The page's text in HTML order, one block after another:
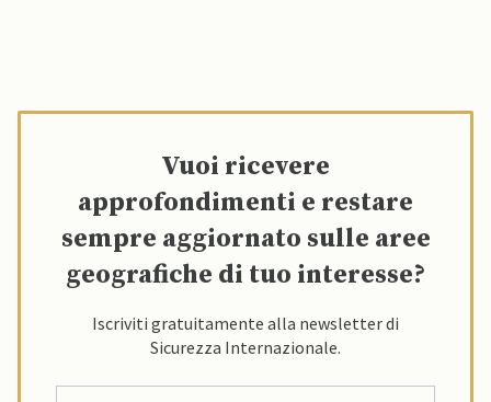
Vuoi ricevere
approfondimenti e restare
sempre aggiornato sulle aree
geografiche di tuo interesse?
Iscriviti gratuitamente alla newsletter di
Sicurezza Internazionale.